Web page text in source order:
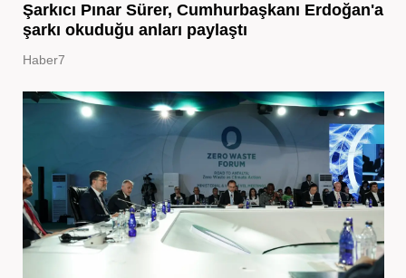
Şarkıcı Pınar Sürer, Cumhurbaşkanı Erdoğan'a
şarkı okuduğu anları paylaştı
Haber7